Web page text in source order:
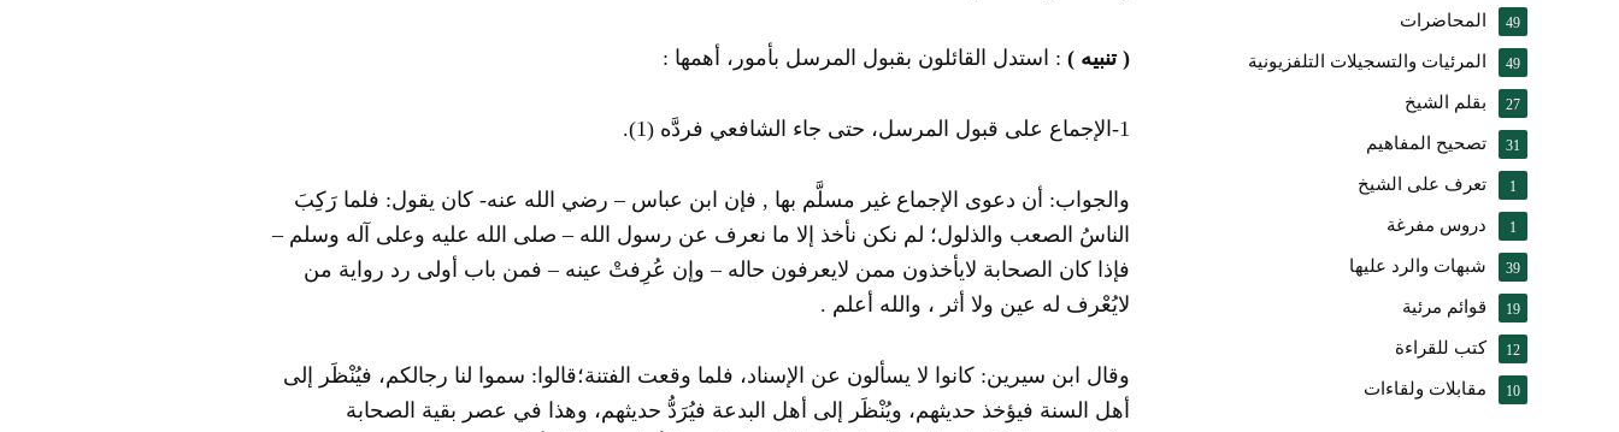
( تنبيه ): استدل القائلون بقبول المرسل بأمور، أهمها :
1-الإجماع على قبول المرسل، حتى جاء الشافعي فردَّه (1)
.
والجواب: أن دعوى الإجماع غير مسلَّم بها , فإن ابن عباس – رضي الله عنه- كان يقول: فلما رَكِبَ
الناسُ الصعب والذلول؛ لم نكن نأخذ إلا ما نعرف عن رسول الله – صلى الله عليه وعلى آله وسلم –
فإذا كان الصحابة لايأخذون ممن لايعرفون حاله – وإن عُرِفتْ عينه – فمن باب أولى رد رواية من
لايُعْرف له عين ولا أثر ، والله أعلم .
وقال ابن سيرين: كانوا لا يسألون عن الإسناد، فلما وقعت الفتنة؛قالوا: سموا لنا رجالكم، فيُنْظَر إلى
أهل السنة فيؤخذ حديثهم، ويُنْظَر إلى أهل البدعة فيُرَدُّ حديثهم، وهذا في عصر بقية الصحابة
المحاضرات 49
المرئيات والتسجيلات التلفزيونية 49
بقلم الشيخ 27
تصحيح المفاهيم 31
تعرف على الشيخ 1
دروس مفرغة 1
شبهات والرد عليها 39
قوائم مرئية 19
كتب للقراءة 12
مقابلات ولقاءات 10